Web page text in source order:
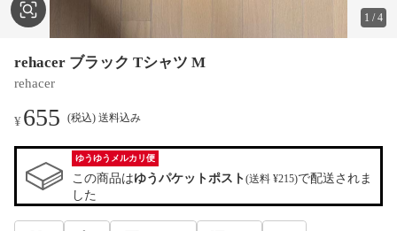
1 /4
rehacer ブラック Tシャツ M
rehacer
¥655 (税込) 送料込み
ゆうゆうメルカリ便
この商品はゆうパケットポスト(送料 ¥215)で配送されま
した